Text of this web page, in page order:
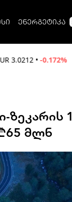
ენერგეტიკა
USD
ზეკარის
მლნ